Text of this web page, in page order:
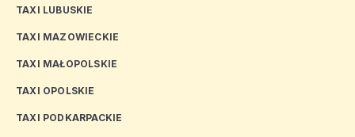
TAXI LUBUSKIE
TAXI MAZOWIECKIE
TAXI MAŁOPOLSKIE
TAXI OPOLSKIE
TAXI PODKARPACKIE